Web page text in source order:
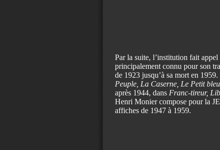
Par la suite, l’institution fait
principalement connu pour son
de 1923 jusqu’à sa mort en
Peuple, La Caserne, Le Petit
après 1944, dans Franc-tireur,
Henri Monier compose pour la
affiches de 1947 à 1959.